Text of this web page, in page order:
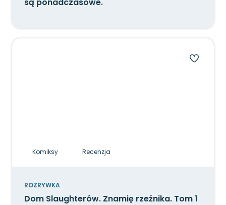
Komiksy Recenzja
ROZRYWKA
Dom Slaughterów. Znamię rzeźnika. Tom 1